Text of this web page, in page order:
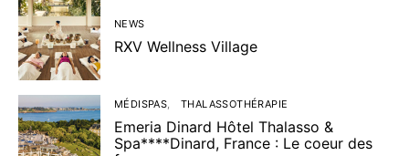
NEWS
RXV Wellness Village
MÉDISPAS THALASSOTHÉRAPIE
Emeria Dinard Hôtel Thalasso &
Spa****Dinard, France : Le coeur des